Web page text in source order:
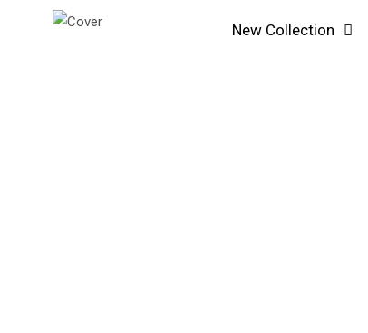
Μετάβαση
New Collection